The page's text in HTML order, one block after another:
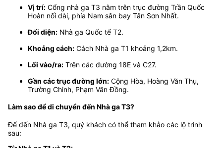
Vị trí: Cổng nhà ga T3 nằm trên trục đường Trần Quốc
Hoàn nối dài, phía Nam sân bay Tân Sơn Nhất.
Đối diện: Nhà ga Quốc tế T2.
Khoảng cách: Cách Nhà ga T1 khoảng 1,2km.
Lối vào/ra: Trên các đường 18E và C27.
Gần các trục đường lớn: Cộng Hòa, Hoàng Văn Thụ,
Trường Chinh, Phạm Văn Đồng.
Làm sao để di chuyển đến Nhà ga T3?
Để đến Nhà ga T3, quý khách có thể tham khảo các lộ trình
sau: